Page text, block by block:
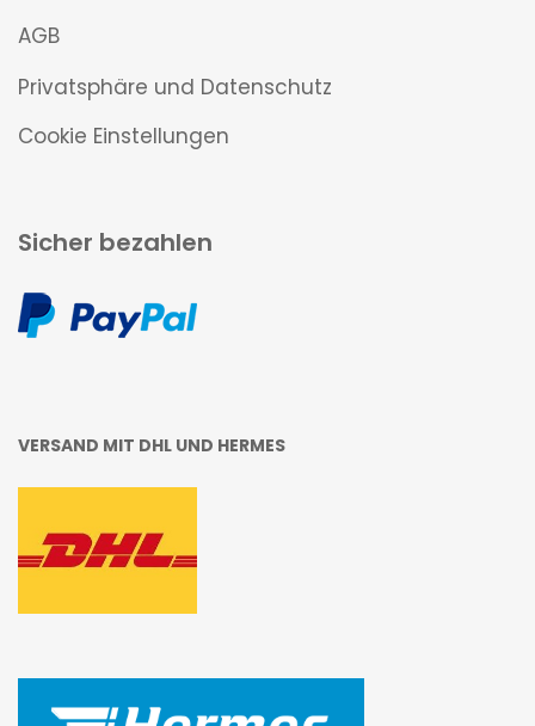
AGB
Privatsphäre und Datenschutz
Cookie Einstellungen
Sicher bezahlen
VERSAND MIT DHL UND HERMES